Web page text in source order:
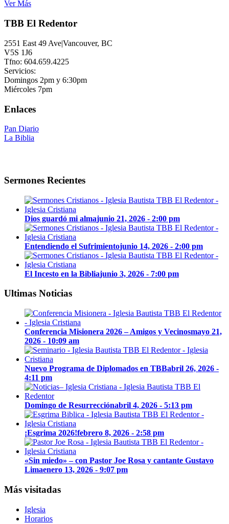
Ver Más
TBB El Redentor
2551 East 49 Ave|Vancouver, BC
V5S 1J6
Tfno: 604.659.4225
Servicios:
Domingos 2pm y 6:30pm
Miércoles 7pm
Enlaces
Pan Diario
La Biblia
Sermones Recientes
Dios guardó mi almajunio 21, 2026 - 2:00 pm
Entendiendo el Sufrimientojunio 14, 2026 - 2:00 pm
El Incesto en la Bibliajunio 3, 2026 - 7:00 pm
Ultimas Noticias
Conferencia Misionera 2026 – Amigos y Vecinosmayo 21,
2026 - 10:09 am
Nuevo Programa de Diplomados en TBBabril 26, 2026 -
4:11 pm
Domingo de Resurrecciónabril 4, 2026 - 5:13 pm
¡Esgrima 2026!febrero 8, 2026 - 2:58 pm
«Sin miedo» – con Pastor Joe Rosa y cantante Gustavo
Limaenero 13, 2026 - 9:07 pm
Más visitadas
Iglesia
Horarios